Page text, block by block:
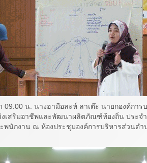
09.00 น. นางฮามือละห์ ลาเต๊ะ นายกองค์กา
งเสริมอาชีพและพัฒนาผลิตภัณฑ์ท้องถิ่น ประจ
นักงาน ณ ห้องประชุมองค์การบริหารส่วนตำบ